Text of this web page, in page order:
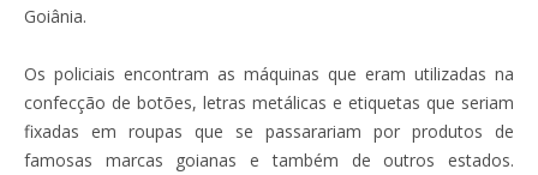
Goiânia.
Os policiais encontram as máquinas que eram utilizadas na
confecção de botões, letras metálicas e etiquetas que seriam
fixadas em roupas que se passarariam por produtos de
famosas marcas goianas e também de outros estados.